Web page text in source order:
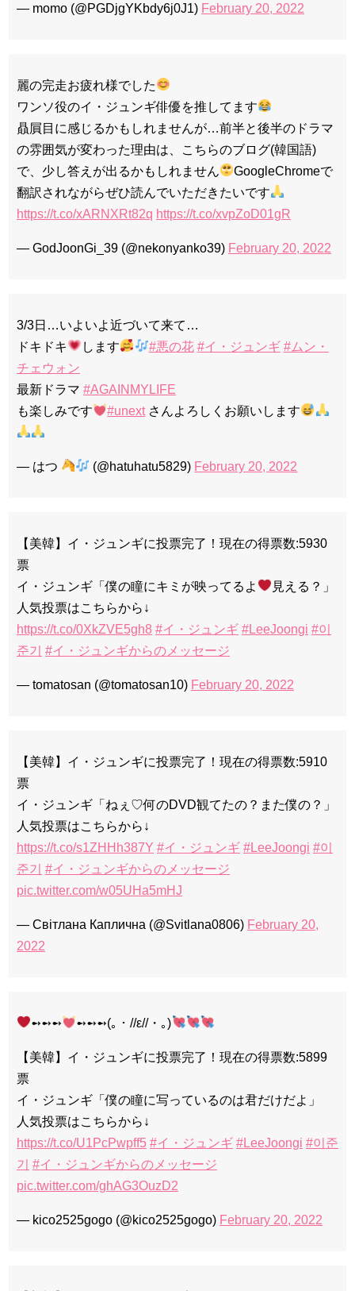
— momo (@PGDjgYKbdy6j0J1) February 20, 2022
麗の完走お疲れ様でした
ワンソ役のイ・ジュンギ俳優を推してます
贔屓目に感じるかもしれませんが…前半と後半のドラマ
の雰囲気が変わった理由は、こちらのブログ(韓国語)
で、少し答えが出るかもしれません
GoogleChromeで
翻訳されながらぜひ読んでいただきたいです
https://t.co/xARNXRt82q https://t.co/xvpZoD01gR
— GodJoonGi_39 (@nekonyanko39) February 20, 2022
3/3日…いよいよ近づいて来て…
ドキドキ
します #悪の花 #イ・ジュンギ #ムン・
チェウォン
最新ドラマ #AGAINMYLIFE
も楽しみです
#unextさんよろしくお願いします
— はつ (@hatuhatu5829) February 20, 2022
【美韓】イ・ジュンギに投票完了！現在の得票数:5930
票
イ・ジュンギ「僕の瞳にキミが映ってるよ
見える？」
人気投票はこちらから↓
https://t.co/0XkZVE5gh8 #イ・ジュンギ #LeeJoongi #이
준기
#イ・ジュンギからのメッセージ
— tomatosan (@tomatosan10) February 20, 2022
【美韓】イ・ジュンギに投票完了！現在の得票数:5910
票
イ・ジュンギ「ねぇ♡何のDVD観てたの？また僕の？」
人気投票はこちらから↓
https://t.co/s1ZHHh387Y #イ・ジュンギ #LeeJoongi #이
준기
#イ・ジュンギからのメッセージ
pic.twitter.com/w05UHa5mHJ
— Світлана Каплична (@Svitlana0806) February 20,
2022
➻➻➻ ➻➻➻(｡・//ε//・｡)
【美韓】イ・ジュンギに投票完了！現在の得票数:5899
票
イ・ジュンギ「僕の瞳に写っているのは君だけだよ」
人気投票はこちらから↓
https://t.co/U1PcPwpff5 #イ・ジュンギ #LeeJoongi #이준
기
#イ・ジュンギからのメッセージ
pic.twitter.com/ghAG3OuzD2
— kico2525gogo (@kico2525gogo) February 20, 2022